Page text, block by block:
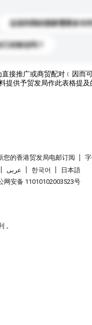
运送到我的国家需要多长时
的标志吗？
接推广或商贸配对﹝因而
供予贸发局作此表格提及
您的香港贸发局电邮订阅
عربى 한국어
日本語
网安备 11010102003523号
。